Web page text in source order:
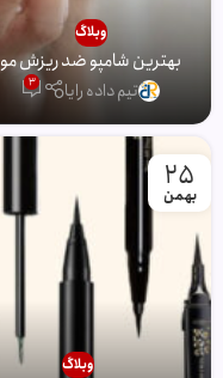
وبلاگ
بهترین شامپو ضد ریزش مو
تیم داده رایا 3
25
بهمن
وبلاگ